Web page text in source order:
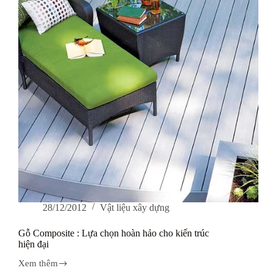
hiệu
quả
28/12/2012 Vật liệu xây dựng
Gỗ Composite : Lựa chọn hoàn hảo cho kiến trúc
hiện đại
Xem thêm
Gỗ